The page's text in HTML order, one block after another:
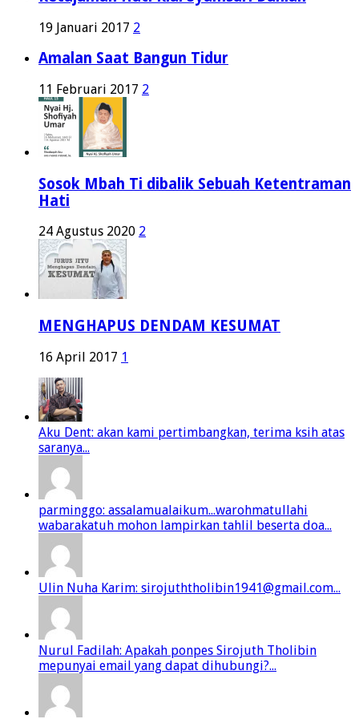
19 Januari 2017 2
Amalan Saat Bangun Tidur
11 Februari 2017 2
Sosok Mbah Ti dibalik Sebuah Ketentraman
Hati
24 Agustus 2020 2
MENGHAPUS DENDAM KESUMAT
16 April 2017 1
Aku Dent: akan kami pertimbangkan, terima ksih atas
saranya...
parminggo: assalamualaikum...warohmatullahi
wabarakatuh mohon lampirkan tahlil beserta doa...
Ulin Nuha Karim: sirojuththolibin1941@gmail.com...
Nurul Fadilah: Apakah ponpes Sirojuth Tholibin
mepunyai email yang dapat dihubungi?...